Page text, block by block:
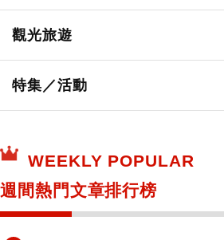
必吃的日式早餐
日本酒達人
免稅商店
百圓商店
日常用藥
所有
觀光旅遊
所有
特集／活動
東京百貨店～TOKYO Depart～
WEEKLY POPULAR
週間熱門文章排行榜